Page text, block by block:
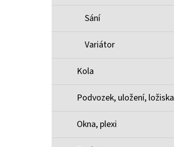
Sání
Variátor
Kola
Podvozek, uložení, ložiska
Okna, plexi